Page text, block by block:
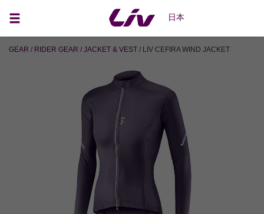
日本
GEAR / RIDER GEAR / JACKET & VEST / LIV CEFIRA WIND JACKET